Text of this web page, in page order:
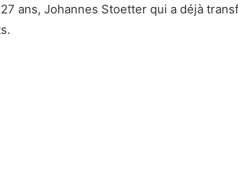
ans, Johannes Stoetter qui a déjà